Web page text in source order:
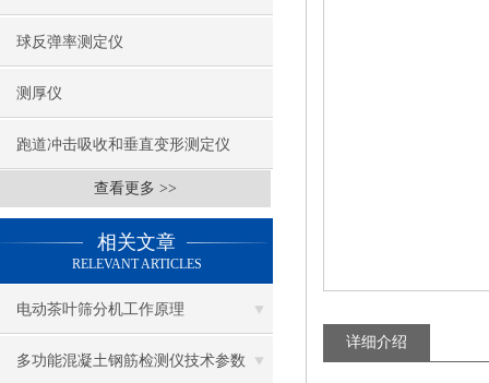
球反弹率测定仪
测厚仪
跑道冲击吸收和垂直变形测定仪
查看更多 >>
相关文章
RELEVANT ARTICLES
电动茶叶筛分机工作原理
多功能混凝土钢筋检测仪技术参数
详细介绍